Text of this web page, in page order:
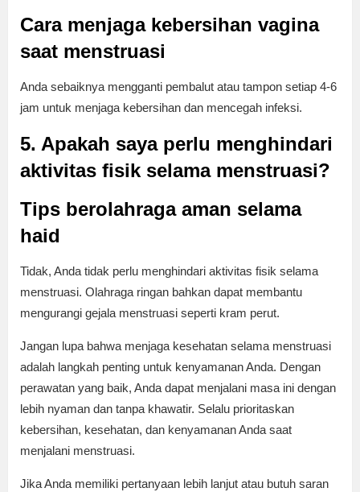
Cara menjaga kebersihan vagina
saat menstruasi
Anda sebaiknya mengganti pembalut atau tampon setiap 4-6
jam untuk menjaga kebersihan dan mencegah infeksi.
5. Apakah saya perlu menghindari
aktivitas fisik selama menstruasi?
Tips berolahraga aman selama
haid
Tidak, Anda tidak perlu menghindari aktivitas fisik selama
menstruasi. Olahraga ringan bahkan dapat membantu
mengurangi gejala menstruasi seperti kram perut.
Jangan lupa bahwa menjaga kesehatan selama menstruasi
adalah langkah penting untuk kenyamanan Anda. Dengan
perawatan yang baik, Anda dapat menjalani masa ini dengan
lebih nyaman dan tanpa khawatir. Selalu prioritaskan
kebersihan, kesehatan, dan kenyamanan Anda saat
menjalani menstruasi.
Jika Anda memiliki pertanyaan lebih lanjut atau butuh saran